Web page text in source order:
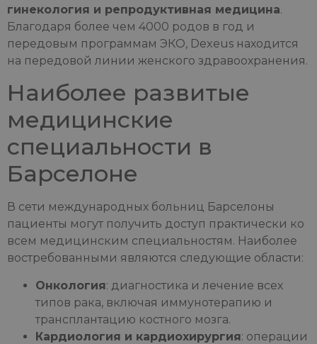
гинекология и репродуктивная медицина.
Благодаря более чем 4000 родов в год и
передовым программам ЭКО, Dexeus находится
на передовой линии женского здравоохранения.
Наиболее развитые
медицинские
специальности в
Барселоне
В сети международных больниц Барселоны
пациенты могут получить доступ практически ко
всем медицинским специальностям. Наиболее
востребованными являются следующие области:
Онкология: диагностика и лечение всех
типов рака, включая иммунотерапию и
трансплантацию костного мозга.
Кардиология и кардиохирургия: операции